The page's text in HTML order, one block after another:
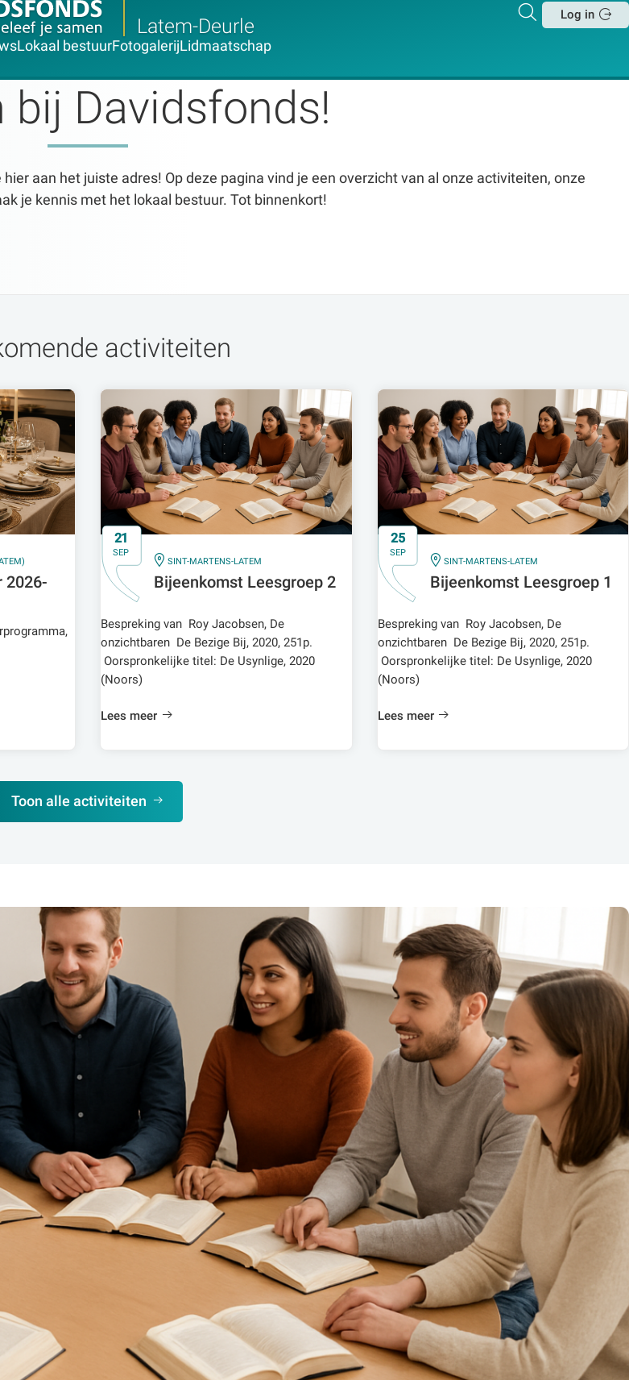
Latem-Deurle
Zoeken
Log in
Lokaal bestuurFotogalerijLidmaatschap
bij Davidsfonds!
aan het juiste adres! Op deze pagina vind je een overzicht van al onze activiteiten, onze
je kennis met het lokaal bestuur. Tot binnenkort!
activiteiten
2026-
21
SEP
IN
SINT-MARTENS-LATEM
Bijeenkomst Leesgroep 2
Bespreking van Roy Jacobsen, De
onzichtbaren De Bezige Bij, 2020, 251p.
Oorspronkelijke titel: De Usynlige, 2020
(Noors)
Lees meer
25
SEP
IN
SINT-MARTENS-LATEM
Bijeenkomst Leesgroep 1
Bespreking van Roy Jacobsen, De
onzichtbaren De Bezige Bij, 2020, 251p.
Oorspronkelijke titel: De Usynlige, 2020
(Noors)
Lees meer
Toon alle activiteiten